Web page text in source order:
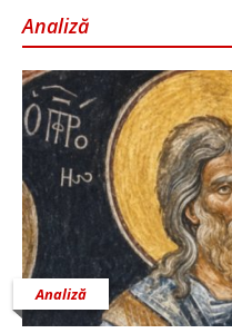
Analiză
Analiză